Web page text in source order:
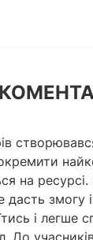
на
дасть змогу
і легше
До